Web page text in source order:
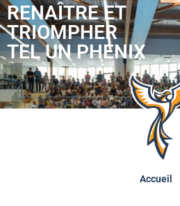
RENAÎTRE ET
TRIOMPHER
TEL UN PHENIX
Accueil